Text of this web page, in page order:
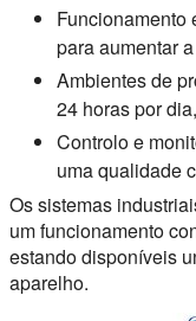
Funcionamento
para aumentar
Ambientes de
24 horas por
Controlo e
uma qualidade
Os sistemas
um funcionamento
estando disponíveis
aparelho.